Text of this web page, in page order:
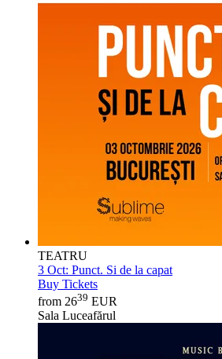
TEATRU
3 Oct: Punct. Si de la capat
Buy Tickets
from 2639 EUR
Sala Luceafărul